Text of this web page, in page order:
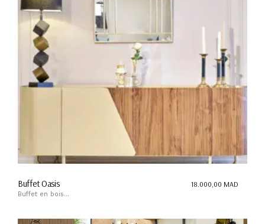
Buffet Oasis
Buffet en bois...
18.000,00 MAD